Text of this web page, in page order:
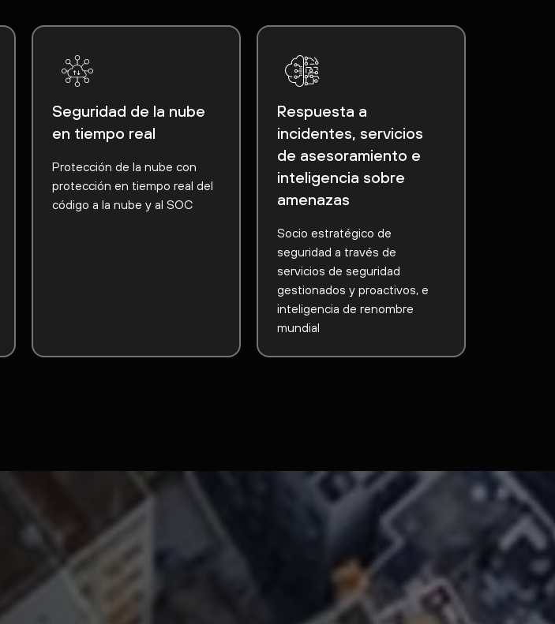
Seguridad de la nube
en tiempo real
Protección de la nube con
protección en tiempo real del
código a la nube y al SOC
Respuesta a
incidentes, servicios
de asesoramiento e
inteligencia sobre
amenazas
Socio estratégico de
seguridad a través de
servicios de seguridad
gestionados y proactivos, e
inteligencia de renombre
mundial